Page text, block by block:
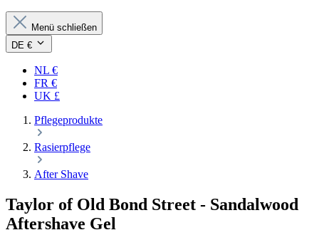
Menü schließen
DE €
NL €
FR €
UK £
Pflegeprodukte
Rasierpflege
After Shave
Taylor of Old Bond Street - Sandalwood
Aftershave Gel